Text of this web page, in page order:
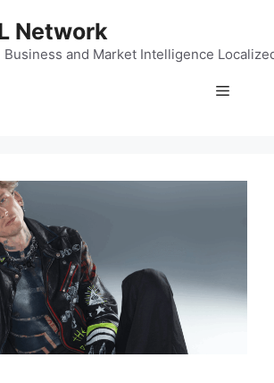
Network
Business and Market Intelligence
Menu